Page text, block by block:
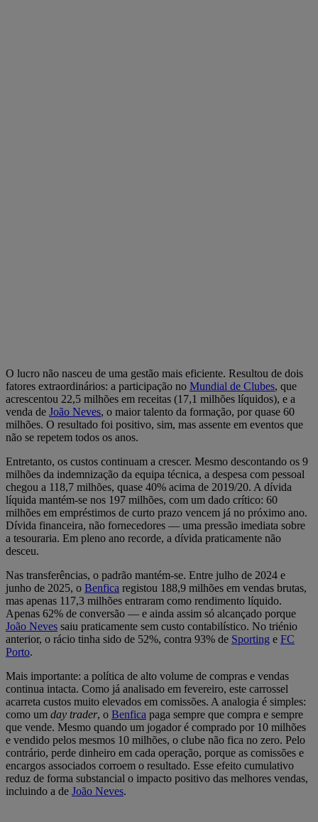
O lucro não nasceu de uma gestão mais eficiente. Resultou de dois
fatores extraordinários: a participação no Mundial de Clubes, que
acrescentou 22,5 milhões em receitas (17,1 milhões líquidos), e a
venda de João Neves, o maior talento da formação, por quase 60
milhões. O resultado foi positivo, sim, mas assente em eventos que
não se repetem todos os anos.
Entretanto, os custos continuam a crescer. Mesmo descontando os 9
milhões da indemnização da equipa técnica, a despesa com pessoal
chegou a 118,7 milhões, quase 40% acima de 2019/20. A dívida
líquida mantém-se nos 197 milhões, com um dado crítico: 60
milhões em empréstimos de curto prazo vencem já no próximo ano.
Dívida financeira, não fornecedores — uma pressão imediata sobre
a tesouraria. Em pleno ano recorde, a dívida praticamente não
desceu.
Nas transferências, o padrão mantém-se. Entre julho de 2024 e
junho de 2025, o Benfica registou 188,9 milhões em vendas brutas,
mas apenas 117,3 milhões entraram como rendimento líquido.
Apenas 62% de conversão — e ainda assim só alcançado porque
João Neves saiu praticamente sem custo contabilístico. No triénio
anterior, o rácio tinha sido de 52%, contra 93% de Sporting e FC
Porto.
Mais importante: a política de alto volume de compras e vendas
continua intacta. Como já analisado em fevereiro, este carrossel
acarreta custos muito elevados em comissões. A analogia é simples:
como um day trader, o Benfica paga sempre que compra e sempre
que vende. Mesmo quando um jogador é comprado por 10 milhões
e vendido pelos mesmos 10 milhões, o clube não fica no zero. Pelo
contrário, perde dinheiro em cada operação, porque as comissões e
encargos associados corroem o resultado. Esse efeito cumulativo
reduz de forma substancial o impacto positivo das melhores vendas,
incluindo a de João Neves.